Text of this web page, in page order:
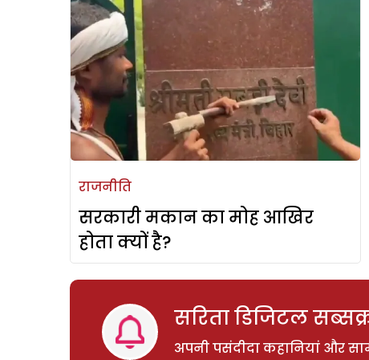
राजनीति
सरकारी मकान का मोह आखिर
होता क्यों है?
सरिता डिजिटल
अपनी पसंदीदा कहानियां और